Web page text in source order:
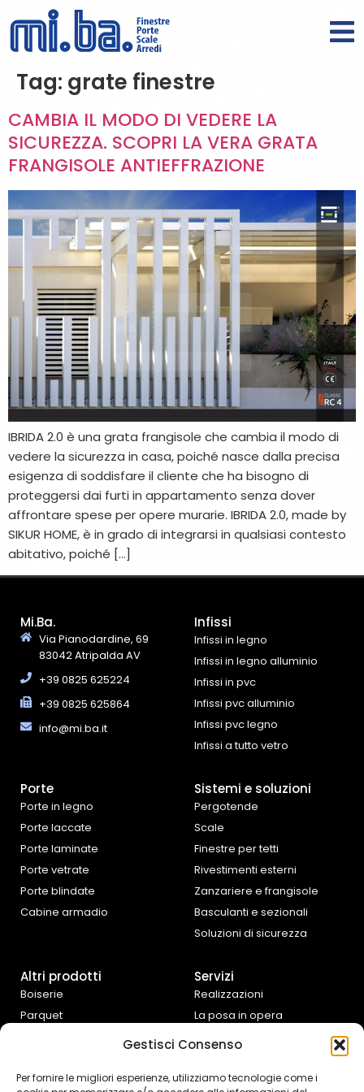
Gestisci Consenso
Per fornire le migliori esperienze, utilizziamo tecnologie come i
Tag: grate finestre
CAMBIA IL MODO DI VEDERE LA
SICUREZZA. SCOPRI LA VERA GRATA
FRANGISOLE ANTIEFFRAZIONE
IBRIDA 2.0 è una grata frangisole che cambia il modo di
vedere la sicurezza in casa, poiché nasce dalla precisa
esigenza di soddisfare il cliente che ha bisogno di
proteggersi dai furti in appartamento senza dover
affrontare spese per opere murarie. IBRIDA 2.0, made by
SIKUR HOME, è in grado di integrarsi in qualsiasi contesto
abitativo, poiché […]
Mi.Ba.
Via Pianodardine, 69
83042 Atripalda AV
+39 0825 625224
+39 0825 625864
info@mi.ba.it
Infissi
Infissi in legno
Infissi in legno alluminio
Infissi in pvc
Infissi pvc alluminio
Infissi pvc legno
Infissi a tutto vetro
Porte
Porte in legno
Porte laccate
Porte laminate
Porte vetrate
Porte blindate
Cabine armadio
Sistemi e soluzioni
Pergotende
Scale
Finestre per tetti
Rivestimenti esterni
Zanzariere e frangisole
Basculanti e sezionali
Soluzioni di sicurezza
Altri prodotti
Boiserie
Parquet
d’arredo
Servizi
Realizzazioni
La posa in opera
preventivazione
Assistenza fai da te